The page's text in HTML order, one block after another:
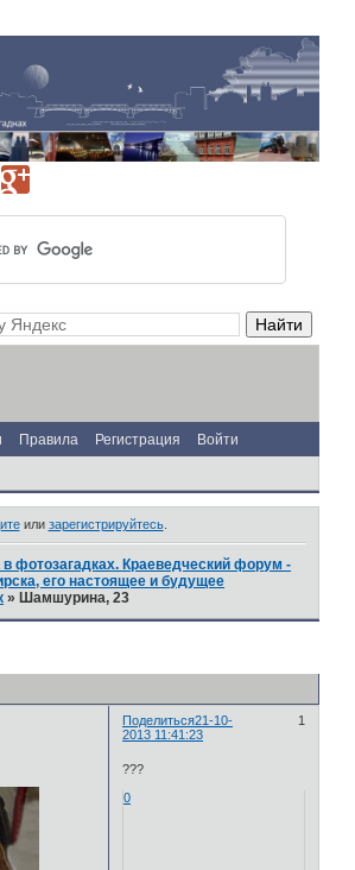
Правила Регистрация Войти
или зарегистрируйтесь.
Краеведческий форум -
его настоящее и будущее
» Шамшурина, 23
Поделиться 1
21-10-
2013 11:41:23
???
0